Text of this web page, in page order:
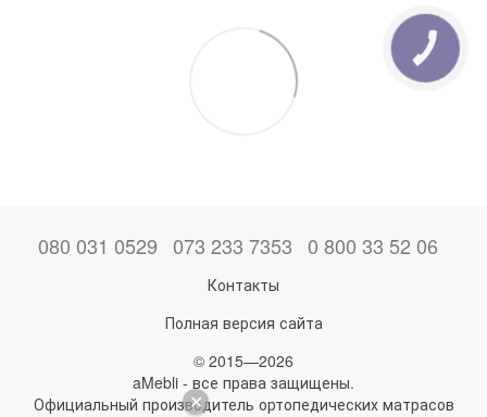
080 031 0529 073 233 7353 0 800 33 52 06
Контакты
Полная версия сайта
© 2015—2026
aMebli - все права защищены.
Официальный производитель ортопедических матрасов